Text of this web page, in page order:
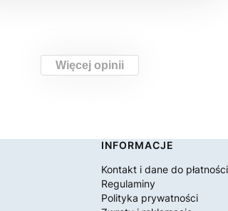
Więcej opinii
INFORMACJE
Kontakt i dane do płatności
Regulaminy
Polityka prywatności